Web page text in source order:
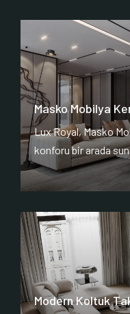
Masko Mobilya
Lux Royal, Masko
konforu bir arada
Modern Koltuk